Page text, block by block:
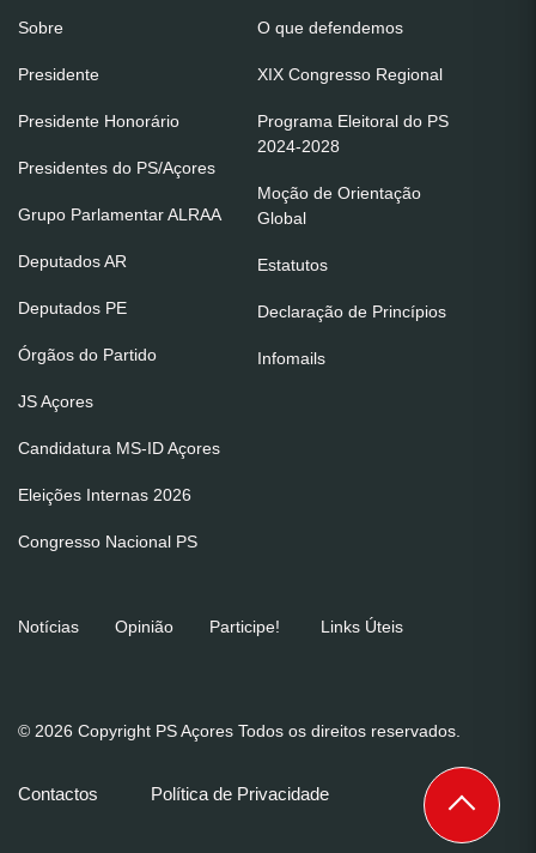
Sobre
Presidente
Presidente Honorário
Presidentes do PS/Açores
Grupo Parlamentar ALRAA
Deputados AR
Deputados PE
Órgãos do Partido
JS Açores
Candidatura MS-ID Açores
Eleições Internas 2026
Congresso Nacional PS
O que defendemos
XIX Congresso Regional
Programa Eleitoral do PS
2024-2028
Moção de Orientação
Global
Estatutos
Declaração de Princípios
Infomails
Notícias Opinião Participe! Links Úteis
© 2026 Copyright PS Açores Todos os direitos reservados.
Contactos Política de Privacidade